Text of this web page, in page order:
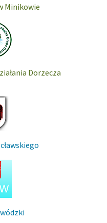
Minikowie
Dorzecza